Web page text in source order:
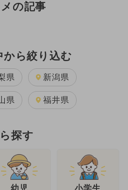
の記事
から絞り込む
県 新潟県
県 福井県
探す